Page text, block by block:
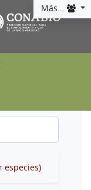
Más...
especies)